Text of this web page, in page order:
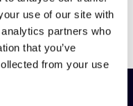
use of our site with
partners who
that you’ve
from your use
PreviousNext